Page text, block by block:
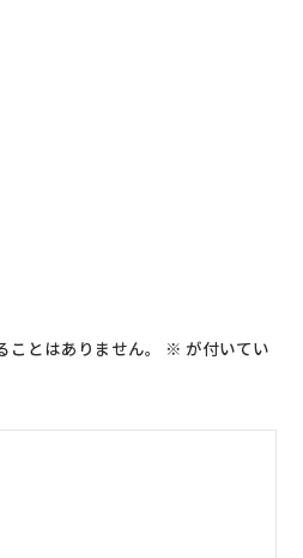
とはありません。 ※ が付いてい